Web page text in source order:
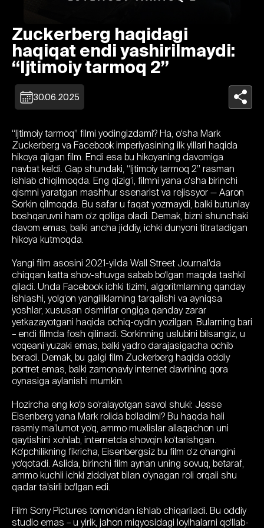
Zuckerberg haqidagi
haqiqat endi yashirilmaydi:
“Ijtimoiy tarmoq 2”
30.06.2025
“Ijtimoiy tarmoq” filmi yodingizdami? Ha, o‘sha Mark
Zuckerberg va Facebook imperiyasining ilk yillari haqida
hikoya qilgan film. Endi esa bu hikoyaning davomiga
navbat keldi. Gap shundaki, “Ijtimoiy tarmoq 2” rasman
ishlab chiqilmoqda. Eng qizig‘i, filmni yana o‘sha birinchi
qismni yaratgan mashhur ssenarist va rejissyor — Aaron
Sorkin qilmoqda. Bu safar u faqat yozmaydi, balki butunlay
boshqaruvni ham o‘z qo‘liga oladi. Demak, bizni shunchaki
davom emas, balki ancha jiddiy, ichki dunyoni titratadigan
hikoya kutmoqda.
Yangi film asosini 2021-yilda Wall Street Journal’da
chiqqan katta shov-shuvga sabab bo‘lgan maqola tashkil
qiladi. Unda Facebook ichki tizimi, algoritmlarning qanday
ishlashi, yolg‘on yangiliklarning tarqalishi va ayniqsa
yoshlar, xususan o‘smirlar ongiga qanday zarar
yetkazayotgani haqida ochiq-oydin yozilgan. Bularning bari
– endi filmda fosh qilinadi. Sorkinning uslubini bilsangiz, u
voqeani yuzaki emas, balki yadro darajasigacha ochib
beradi. Demak, bu galgi film Zuckerberg haqida oddiy
portret emas, balki zamonaviy internet davrining qora
oynasiga aylanishi mumkin.
Hozircha eng ko‘p so‘ralayotgan savol shuki: Jesse
Eisenberg yana Mark rolida bo‘ladimi? Bu haqda hali
rasmiy ma’lumot yo‘q, ammo muxlislar allaqachon uni
qaytishini xohlab, internetda shovqin ko‘tarishgan.
Ko‘pchilikning fikricha, Eisenbergsiz bu film o‘z ohangini
yo‘qotadi. Aslida, birinchi film aynan uning sovuq, betaraf,
ammo kuchli ichki ziddiyat bilan o‘ynagan roli orqali shu
qadar ta’sirli bo‘lgan edi.
Film Sony Pictures tomonidan ishlab chiqariladi. Bu oddiy
studio emas – u yirik, jahon miqyosidagi loyihalarni qo‘llab-